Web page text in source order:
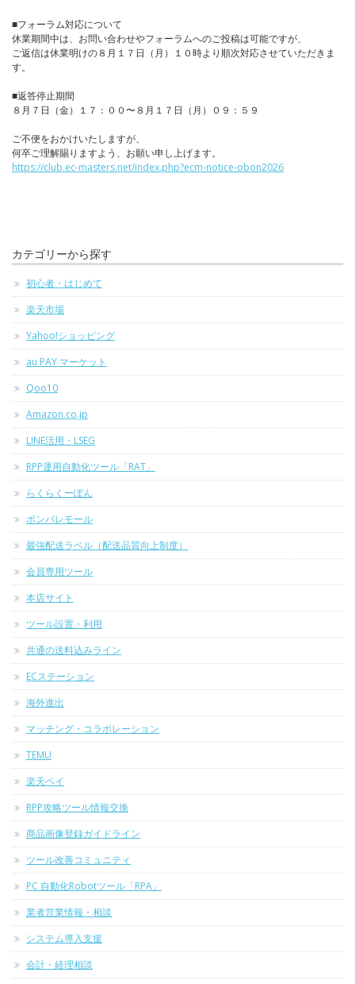
■フォーラム対応について
休業期間中は、お問い合わせやフォーラムへのご投稿は可能ですが、
ご返信は休業明けの８月１７日（月）１０時より順次対応させていただきま
す。
■返答停止期間
８月７日（金）１７：００〜８月１７日（月）０９：５９
ご不便をおかけいたしますが、
何卒ご理解賜りますよう、お願い申し上げます。
https://club.ec-masters.net/index.php?ecm-notice-obon2026
カテゴリーから探す
初心者・はじめて
楽天市場
Yahoo!ショッピング
au PAY マーケット
Qoo10
Amazon.co.jp
LINE活用・LSEG
RPP運用自動化ツール「RAT」
らくらくーぽん
ポンパレモール
最強配送ラベル（配送品質向上制度）
会員専用ツール
本店サイト
ツール設置・利用
共通の送料込みライン
ECステーション
海外進出
マッチング・コラボレーション
TEMU
楽天ペイ
RPP攻略ツール情報交換
商品画像登録ガイドライン
ツール改善コミュニティ
PC 自動化Robotツール「RPA」
業者営業情報・相談
システム導入支援
会計・経理相談